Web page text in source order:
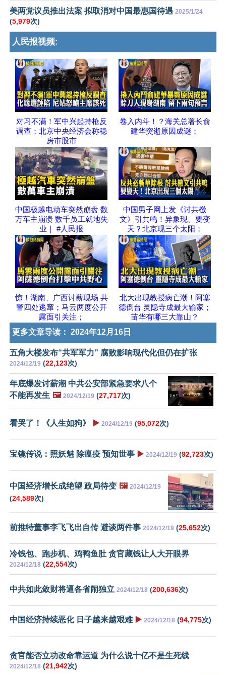
美两党议员推出法案 拟取消对中国最惠国待遇 2025/1/24
(5,979次)
人民报视频:
对习不满！军中兴起持枪反
调查；北京中央经济会称稳
房市股市
卷入内斗！？海关总署长俞
建华突逝原因成谜；
中国极越电动车突然崩盘 数
万车主崩溃 数千员工就地失
业｜ #人民报
中国男子网上发《讨共檄
文》引共鸣！异象现、要变
天？北京现三个太阳；
惊！湖南、广西讨薪现场 共
警四处逃窜；马云两度公开
露面引关注；
北大出现教授病亡潮！阿塞
德倒台 灵隐寺成最大输家；
苗华有哪三大靠山？
更多文章导读： 2024年12月16日
五角大楼发布“共军军力” 腐败影响现代化但仍在扩张
2024/12/19 (22,123次)
年底爆发讨薪潮 中共公安部紧急要求八个
不能再发生 🖼️ 2024/12/19 (27,717次)
看哭了！《人生如狗》 ▶️ 2024/12/19 (95,072次)
宝镜传说：照妖魅 除瘟疫 预知世事 ▶️ 2024/12/19 (92,723次)
中国经济增长成绝望 政局待变 🖼️ 2024/12/19
(24,589次)
前推特董事李飞飞出自传 避谈两件事 2024/12/19 (25,652次)
冷钱包、跑步机、鸡鸭鱼肚 贪官藏钱让人大开眼界
2024/12/18 (22,554次)
中共如此敛财将逼各省闹独立 2024/12/18 (200,636次)
中国经济持续恶化 日子越来越艰难 ▶️ 2024/12/18 (94,775次)
贪官能否立功改命靠运道 为什么说十亿不是生死线
2024/12/18 (21,942次)